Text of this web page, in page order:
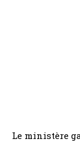
Le ministère